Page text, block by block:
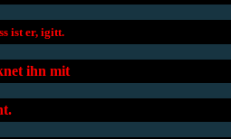
ist er, igitt.
ihn mit